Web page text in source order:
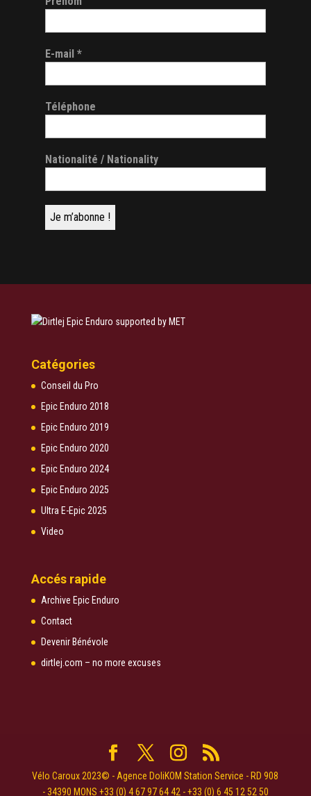
E-mail *
Téléphone
Nationalité / Nationality
Catégories
Conseil du Pro
Epic Enduro 2018
Epic Enduro 2019
Epic Enduro 2020
Epic Enduro 2024
Epic Enduro 2025
Ultra E-Epic 2025
Video
Accés rapide
Archive Epic Enduro
Contact
Devenir Bénévole
dirtlej.com – no more excuses
Vélo Caroux 2023© - Agence DoliKOM Station Service - RD 908
- 34390 MONS +33 (0) 4 67 97 64 42 - +33 (0) 6 45 12 52 50